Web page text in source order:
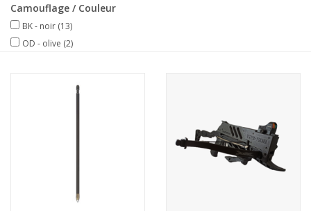
Camouflage / Couleur
BK - noir (13)
OD - olive (2)